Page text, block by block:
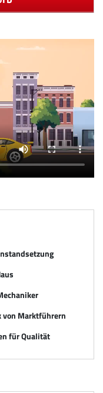
von Marktführern
für Qualität